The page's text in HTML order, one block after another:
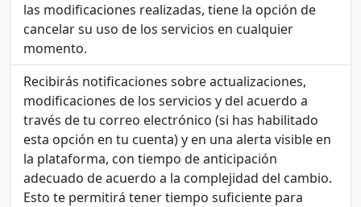
las modificaciones realizadas, tiene la opción de
cancelar su uso de los servicios en cualquier
momento.
Recibirás notificaciones sobre actualizaciones,
modificaciones de los servicios y del acuerdo a
través de tu correo electrónico (si has habilitado
esta opción en tu cuenta) y en una alerta visible en
la plataforma, con tiempo de anticipación
adecuado de acuerdo a la complejidad del cambio.
Esto te permitirá tener tiempo suficiente para